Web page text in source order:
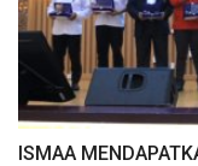
ISMAA